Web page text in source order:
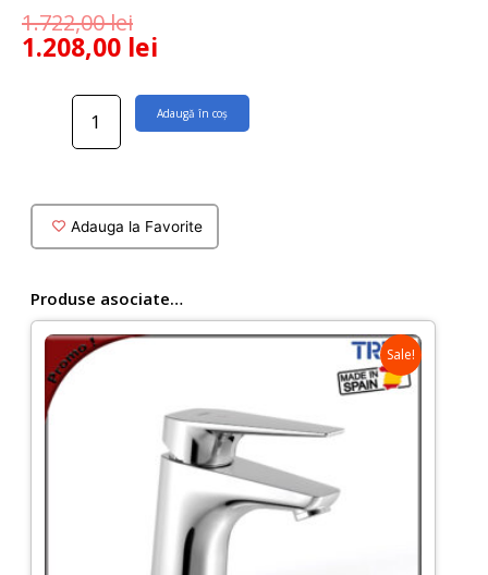
1.722,00lei
1.208,00 lei
Cantitate
Canigo
Adaugă în coș
Adauga la Favorite
Produse asociate…
Sale!